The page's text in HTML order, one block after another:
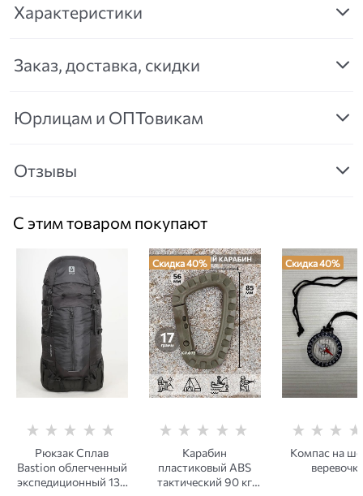
Характеристики
Заказ, доставка, скидки
Юрлицам и ОПТовикам
Отзывы
С этим товаром покупают
Рюкзак Сплав
Bastion облегченный
экспедиционный 130
Скидка 40%
Карабин
пластиковый ABS
тактический 90 кг
Скидка 40%
Компас на